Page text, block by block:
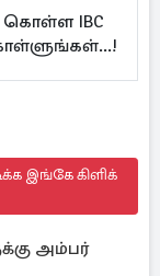
கொள்ள IBC
இங்கே கிளிக்
அம்பர்